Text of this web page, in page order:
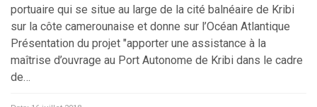
portuaire qui se situe au large de la cité balnéaire de Kribi
sur la côte camerounaise et donne sur l’Océan Atlantique
Présentation du projet "apporter une assistance à la
maîtrise d’ouvrage au Port Autonome de Kribi dans le cadre
de…